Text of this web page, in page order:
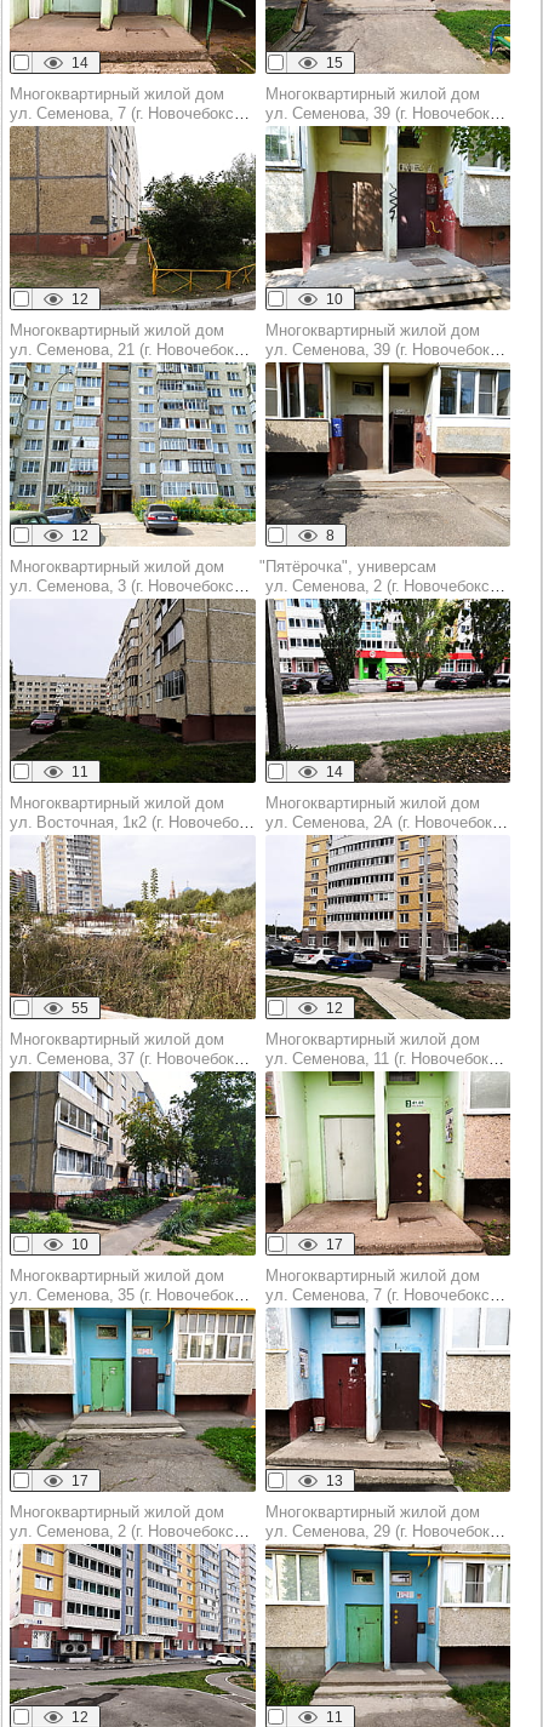
14 15
Многоквартирный жилой дом
ул. Семенова, 7 (г. Новочебоксарск)
12
Многоквартирный жилой дом
ул. Семенова, 39 (г. Новочебоксарск)
10
Многоквартирный жилой дом
ул. Семенова, 21 (г. Новочебоксарск)
12
Многоквартирный жилой дом
ул. Семенова, 39 (г. Новочебоксарск)
8
Многоквартирный жилой дом
ул. Семенова, 3 (г. Новочебоксарск)
11
"Пятёрочка", универсам
ул. Семенова, 2 (г. Новочебоксарск)
14
Многоквартирный жилой дом
ул. Восточная, 1к2 (г. Новочебоксарск)
55
Многоквартирный жилой дом
ул. Семенова, 2А (г. Новочебоксарск)
12
Многоквартирный жилой дом
ул. Семенова, 37 (г. Новочебоксарск)
10
Многоквартирный жилой дом
ул. Семенова, 11 (г. Новочебоксарск)
17
Многоквартирный жилой дом
ул. Семенова, 35 (г. Новочебоксарск)
17
Многоквартирный жилой дом
ул. Семенова, 7 (г. Новочебоксарск)
13
Многоквартирный жилой дом
ул. Семенова, 2 (г. Новочебоксарск)
12
Многоквартирный жилой дом
ул. Семенова, 29 (г. Новочебоксарск)
11